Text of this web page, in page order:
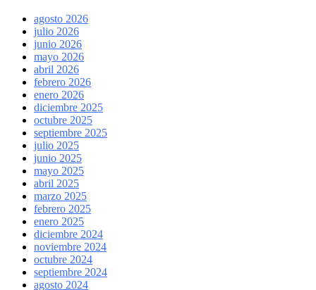
agosto 2026
julio 2026
junio 2026
mayo 2026
abril 2026
febrero 2026
enero 2026
diciembre 2025
octubre 2025
septiembre 2025
julio 2025
junio 2025
mayo 2025
abril 2025
marzo 2025
febrero 2025
enero 2025
diciembre 2024
noviembre 2024
octubre 2024
septiembre 2024
agosto 2024